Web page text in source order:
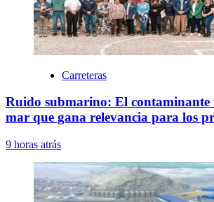
Carreteras
Ruido submarino: El contaminante
mar que gana relevancia para los
9 horas atrás